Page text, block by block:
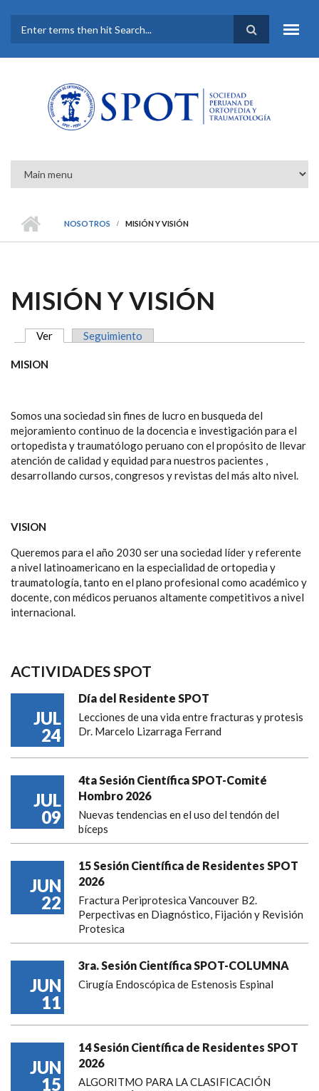
FORMULARIO DE
BÚSQUEDA
NOSOTROS MISIÓN Y VISIÓN
MISIÓN Y VISIÓN
SOLAPAS PRINCIPALES
Ver (solapa activa)
Seguimiento
MISION
Somos una sociedad sin fines de lucro en busqueda del
mejoramiento continuo de la docencia e investigación para el
ortopedista y traumatólogo peruano con el propósito de llevar
atención de calidad y equidad para nuestros pacientes ,
desarrollando cursos, congresos y revistas del más alto nivel.
VISION
Queremos para el año 2030 ser una sociedad líder y referente
a nivel latinoamericano en la especialidad de ortopedia y
traumatología, tanto en el plano profesional como académico y
docente, con médicos peruanos altamente competitivos a nivel
internacional.
ACTIVIDADES SPOT
JUL
24
Día del Residente SPOT
Lecciones de una vida entre fracturas y protesis
Dr. Marcelo Lizarraga Ferrand
JUL
09
4ta Sesión Científica SPOT-Comité
Hombro 2026
Nuevas tendencias en el uso del tendón del
bíceps
JUN
22
15 Sesión Científica de Residentes SPOT
2026
Fractura Periprotesica Vancouver B2.
Perpectivas en Diagnóstico, Fijación y Revisión
Protesica
JUN
11
3ra. Sesión Científica SPOT-COLUMNA
Cirugía Endoscópica de Estenosis Espinal
JUN
15
14 Sesión Científica de Residentes SPOT
2026
ALGORITMO PARA LA CLASIFICACIÓN